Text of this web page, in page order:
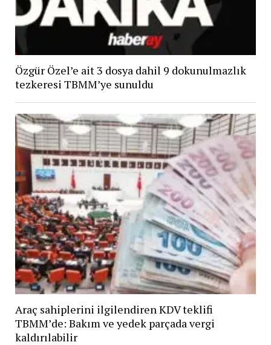
Özgür Özel’e ait 3 dosya dahil 9 dokunulmazlık
tezkeresi TBMM’ye sunuldu
Araç sahiplerini ilgilendiren KDV teklifi
TBMM’de: Bakım ve yedek parçada vergi
kaldırılabilir